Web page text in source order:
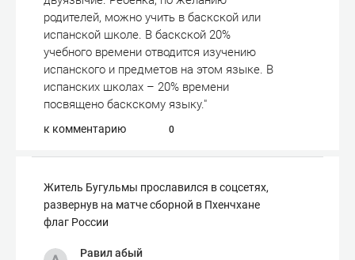
родителей, можно учить в баскской или
испанской школе. В баскской 20%
учебного времени отводится изучению
испанского и предметов на этом языке. В
испанских школах – 20% времени
посвящено баскскому языку."
к комментарию 0
Житель Бугульмы прославился в соцсетях,
развернув на матче сборной в Пхенчхане
флаг России
Равил абый